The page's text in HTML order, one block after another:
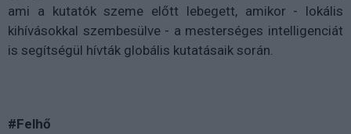
ami a kutatók szeme előtt lebegett, amikor - lokális
kihívásokkal szembesülve - a mesterséges intelligenciát
is segítségül hívták globális kutatásaik során.
#Felhő